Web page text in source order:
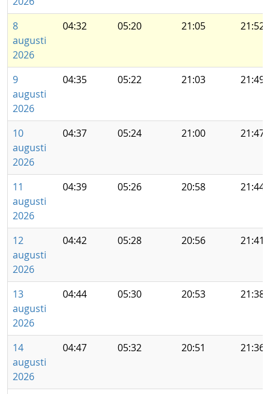
8
augusti
2026
04:32 05:20 21:05 21:52
9
augusti
2026
04:35 05:22 21:03 21:49
10
augusti
2026
04:37 05:24 21:00 21:47
11
augusti
2026
04:39 05:26 20:58 21:44
12
augusti
2026
04:42 05:28 20:56 21:41
13
augusti
2026
04:44 05:30 20:53 21:38
14
augusti
2026
04:47 05:32 20:51 21:36